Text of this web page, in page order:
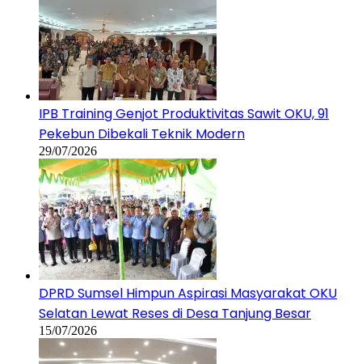
IPB Training Genjot Produktivitas Sawit OKU, 91
Pekebun Dibekali Teknik Modern
29/07/2026
DPRD Sumsel Himpun Aspirasi Masyarakat OKU
Selatan Lewat Reses di Desa Tanjung Besar
15/07/2026